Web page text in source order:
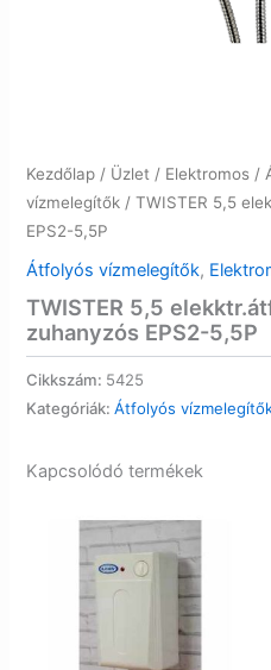
Kezdőlap / Üzlet / Elektromos /
vízmelegítők / TWISTER 5,5
EPS2-5,5P
Átfolyós vízmelegítők,
TWISTER 5,5
zuhanyzós EPS2-5,5P
Cikkszám: 5425
Kategóriák:Átfolyós
Kapcsolódó termékek